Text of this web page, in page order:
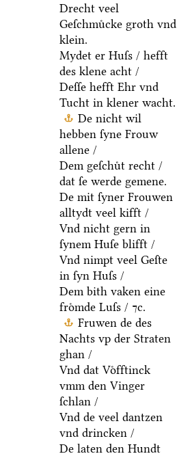
Drecht veel
Geſchmuͤcke groth vnd
klein.
Mydet er Huſs / hefft
des klene acht /
Deſſe hefft Ehr vnd
Tucht in klener wacht.
De nicht wil
hebben ſyne Frouw
allene /
Dem geſchuͤt recht /
dat ſe werde gemene.
De mit ſyner Frouwen
alltydt veel kifft /
Vnd nicht gern in
ſynem Huſe blifft /
Vnd nimpt veel Geſte
in ſyn Huſs /
Dem bith vaken eine
froͤmde Luſs / ⁊c.
Fruwen de des
Nachts vp der Straten
ghan /
Vnd dat Voͤfftinck
vmm den Vinger
ſchlan /
Vnd de veel dantzen
vnd drincken /
De laten den Hundt